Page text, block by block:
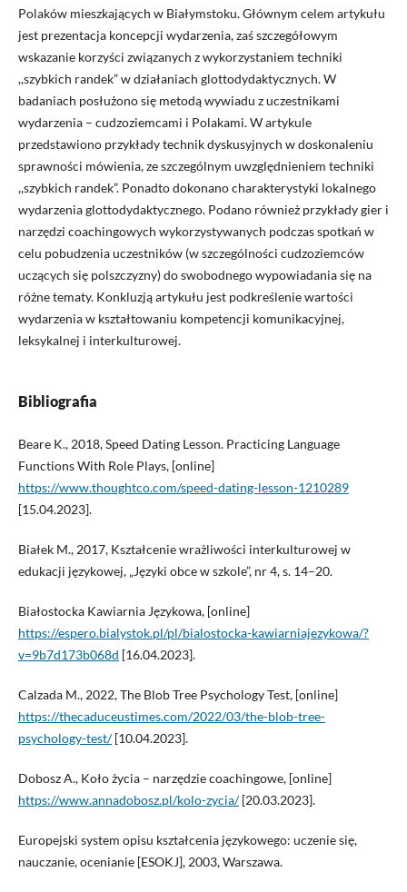
Polaków mieszkających w Białymstoku. Głównym celem artykułu
jest prezentacja koncepcji wydarzenia, zaś szczegółowym
wskazanie korzyści związanych z wykorzystaniem techniki
,,szybkich randek” w działaniach glottodydaktycznych. W
badaniach posłużono się metodą wywiadu z uczestnikami
wydarzenia – cudzoziemcami i Polakami. W artykule
przedstawiono przykłady technik dyskusyjnych w doskonaleniu
sprawności mówienia, ze szczególnym uwzględnieniem techniki
,,szybkich randek”. Ponadto dokonano charakterystyki lokalnego
wydarzenia glottodydaktycznego. Podano również przykłady gier i
narzędzi coachingowych wykorzystywanych podczas spotkań w
celu pobudzenia uczestników (w szczególności cudzoziemców
uczących się polszczyzny) do swobodnego wypowiadania się na
różne tematy. Konkluzją artykułu jest podkreślenie wartości
wydarzenia w kształtowaniu kompetencji komunikacyjnej,
leksykalnej i interkulturowej.
Bibliografia
Beare K., 2018, Speed Dating Lesson. Practicing Language
Functions With Role Plays, [online]
https://www.thoughtco.com/speed-dating-lesson-1210289
[15.04.2023].
Białek M., 2017, Kształcenie wrażliwości interkulturowej w
edukacji językowej, „Języki obce w szkole”, nr 4, s. 14–20.
Białostocka Kawiarnia Językowa, [online]
https://espero.bialystok.pl/pl/bialostocka-kawiarniajezykowa/?
v=9b7d173b068d [16.04.2023].
Calzada M., 2022, The Blob Tree Psychology Test, [online]
https://thecaduceustimes.com/2022/03/the-blob-tree-
psychology-test/[10.04.2023].
Dobosz A., Koło życia – narzędzie coachingowe, [online]
https://www.annadobosz.pl/kolo-zycia/[20.03.2023].
Europejski system opisu kształcenia językowego: uczenie się,
nauczanie, ocenianie [ESOKJ], 2003, Warszawa.